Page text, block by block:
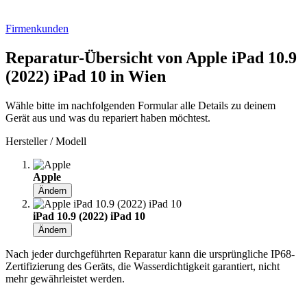
Firmenkunden
Reparatur-Übersicht von Apple iPad 10.9
(2022) iPad 10 in Wien
Wähle bitte im nachfolgenden Formular alle Details zu deinem
Gerät aus und was du repariert haben möchtest.
Hersteller / Modell
Apple
Ändern
iPad 10.9 (2022) iPad 10
Ändern
Nach jeder durchgeführten Reparatur kann die ursprüngliche IP68-
Zertifizierung des Geräts, die Wasserdichtigkeit garantiert, nicht
mehr gewährleistet werden.